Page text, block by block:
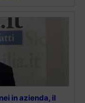
in azienda, il